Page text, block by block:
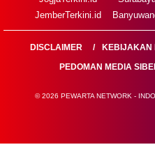
JemberTerkini.id
DISCLAIMER KEBIJAKAN
PEDOMAN MEDIA
© 2026 PEWARTA NETWORK -